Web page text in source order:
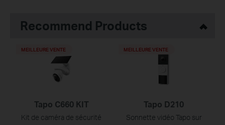
Recommend Products
Tapo C660 KIT
Kit de caméra de sécurité
MEILLEURE VENTE
Tapo D210
Sonnette vidéo Tapo sur
MEILLEURE VENTE